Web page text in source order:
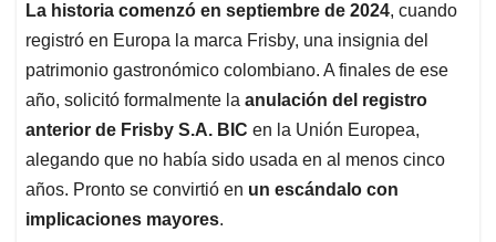
La historia comenzó en septiembre de 2024, cuando
registró en Europa la marca Frisby, una insignia del
patrimonio gastronómico colombiano. A finales de ese
año, solicitó formalmente la anulación del registro
anterior de Frisby S.A. BIC en la Unión Europea,
alegando que no había sido usada en al menos cinco
años. Pronto se convirtió en un escándalo con
implicaciones mayores.